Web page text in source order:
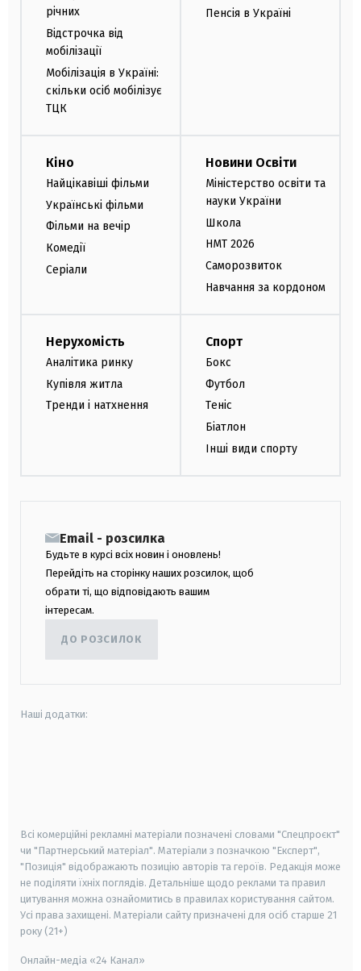
річних
Відстрочка від
мобілізації
Мобілізація в Україні:
скільки осіб мобілізує
ТЦК
Пенсія в Україні
Кіно
Найцікавіші фільми
Українські фільми
Фільми на вечір
Комедії
Серіали
Новини Освіти
Міністерство освіти та
науки України
Школа
НМТ 2026
Саморозвиток
Навчання за кордоном
Нерухомість
Аналітика ринку
Купівля житла
Тренди і натхнення
Спорт
Бокс
Футбол
Теніс
Біатлон
Інші види спорту
Email - розсилка
Будьте в курсі всіх новин і оновлень!
Перейдіть на сторінку наших розсилок, щоб
обрати ті, що відповідають вашим
інтересам.
ДО РОЗСИЛОК
Наші додатки:
Всі комерційні рекламні матеріали позначені словами "Спецпроєкт"
чи "Партнерський матеріал". Матеріали з позначкою "Експерт",
"Позиція" відображають позицію авторів та героїв. Редакція може
не поділяти їхніх поглядів. Детальніше щодо реклами та правил
цитування можна ознайомитись в правилах користування сайтом.
Усі права захищені. Матеріали сайту призначені для осіб старше 21
року (21+)
Онлайн-медіа «24 Канал»